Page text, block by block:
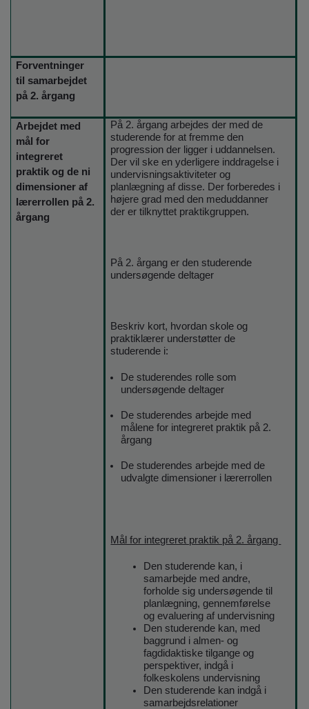
Forventninger
til samarbejdet
på 2. årgang
Arbejdet med
mål for
integreret
praktik og de ni
dimensioner af
lærerrollen på 2.
årgang
På 2. årgang arbejdes der med de
studerende for at fremme den
progression der ligger i uddannelsen.
Der vil ske en yderligere inddragelse i
undervisningsaktiviteter og
planlægning af disse. Der forberedes i
højere grad med den meduddanner
der er tilknyttet praktikgruppen.
På 2. årgang er den studerende
undersøgende deltager
Beskriv kort, hvordan skole og
praktiklærer understøtter de
studerende i:
De studerendes rolle som
undersøgende deltager
De studerendes arbejde med
målene for integreret praktik på 2.
årgang
De studerendes arbejde med de
udvalgte dimensioner i lærerrollen
Mål for integreret praktik på 2. årgang
Den studerende kan, i
samarbejde med andre,
forholde sig undersøgende til
planlægning, gennemførelse
og evaluering af undervisning
Den studerende kan, med
baggrund i almen- og
fagdidaktiske tilgange og
perspektiver, indgå i
folkeskolens undervisning
Den studerende kan indgå i
samarbejdsrelationer